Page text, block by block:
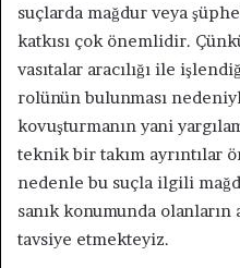
suçlarda mağdur veya
katkısı çok önemlidir.
vasıtalar aracılığı ile
rolünün bulunması
kovuşturmanın yani
teknik bir takım ayrıntılar
nedenle bu suçla ilgili
sanık konumunda olanların
tavsiye etmekteyiz.